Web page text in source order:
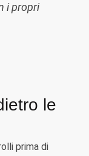
i propri
le
prima di